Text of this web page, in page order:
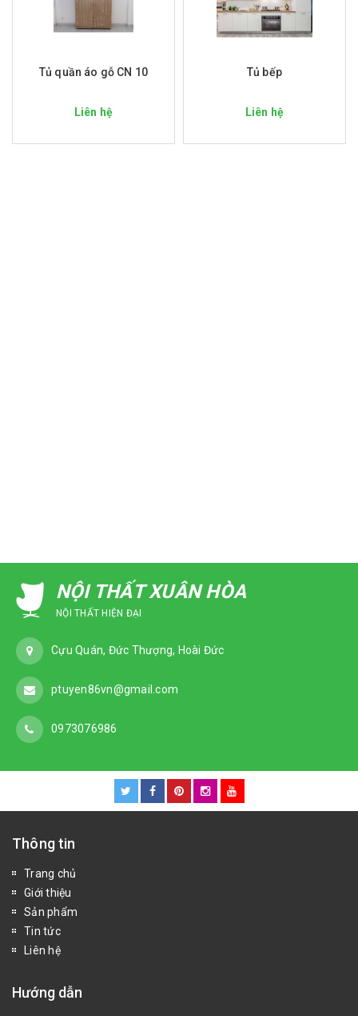
Tủ quần áo gỗ CN 10
Liên hệ
Tủ bếp
Liên hệ
NỘI THẤT XUÂN HÒA
NỘI THẤT HIỆN ĐẠI
Cựu Quán, Đức Thượng, Hoài Đức
ptuyen86vn@gmail.com
0973076986
Thông tin
Trang chủ
Giới thiệu
Sản phẩm
Tin tức
Liên hệ
Hướng dẫn